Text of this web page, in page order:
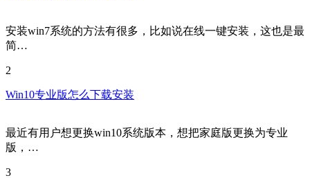
安装win7系统的方法有很多，比如说在线一键安装，这也是最
简…
2
Win10专业版怎么下载安装
最近有用户想更换win10系统版本，想把家庭版更换为专业
版，…
3